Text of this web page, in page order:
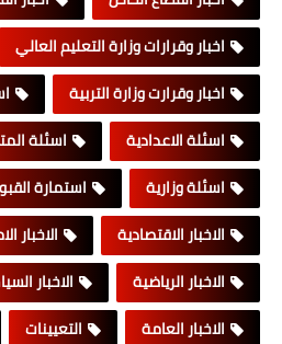
اخبار وقرارات وزارة التعليم العالي
اخبار وقرارت وزارة التربية
اسئلة الاعدادية
اسئلة
اسئلة وزارية
استمارة
الاخبار الاقتصادية
الاخبار
الاخبار الرياضية
الاخبار
الاخبار العامة
التعيينات